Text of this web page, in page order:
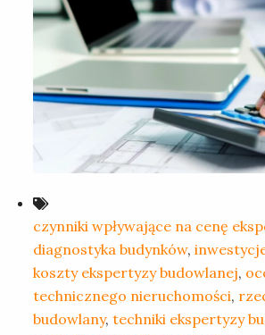
czynniki wpływające na cenę
diagnostyka budynków,
koszty ekspertyzy budowlanej,
technicznego nieruchomości,
budowlany, techniki ekspertyzy